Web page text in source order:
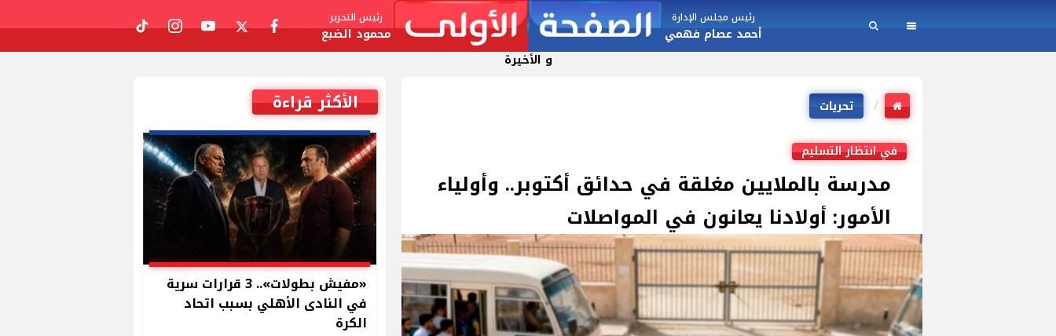
رئيس مجلس الإدارة
أحمد عصام فهمي
رئيس التحرير
محمود الضبع facebook
twitter
youtube
instagram
tiktok
و الأخيرة
تحريات
في انتظار التسليم
مدرسة بالملايين مغلقة في حدائق أكتوبر.. وأولياء
الأمور: أولادنا يعانون في المواصلات
الأكثر قراءة
«مفيش بطولات».. 3 قرارات سرية
في النادى الأهلي بسبب اتحاد
الكرة